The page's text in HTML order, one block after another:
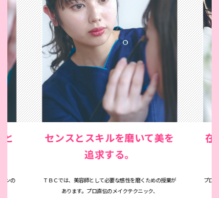
と
ンの
センスとスキルを磨いて美を
追求する。
ＴＢＣでは、美容師として必要な感性を磨くための授業が
あります。プロ直伝のメイクテクニック、
在
プロ